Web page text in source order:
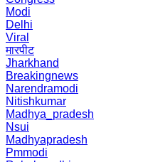
Modi
Delhi
Viral
मारपीट
Jharkhand
Breakingnews
Narendramodi
Nitishkumar
Madhya_pradesh
Nsui
Madhyapradesh
Pmmodi